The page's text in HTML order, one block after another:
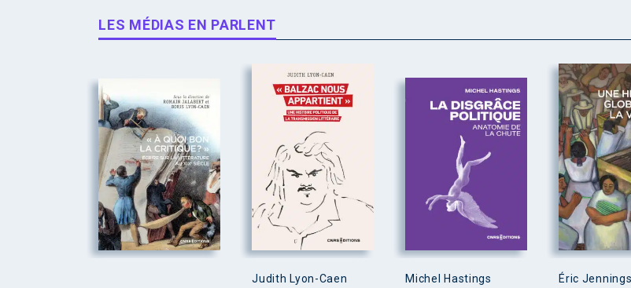
LES MÉDIAS EN PARLENT
Judith Lyon-Caen Michel Hastings Éric Jennings